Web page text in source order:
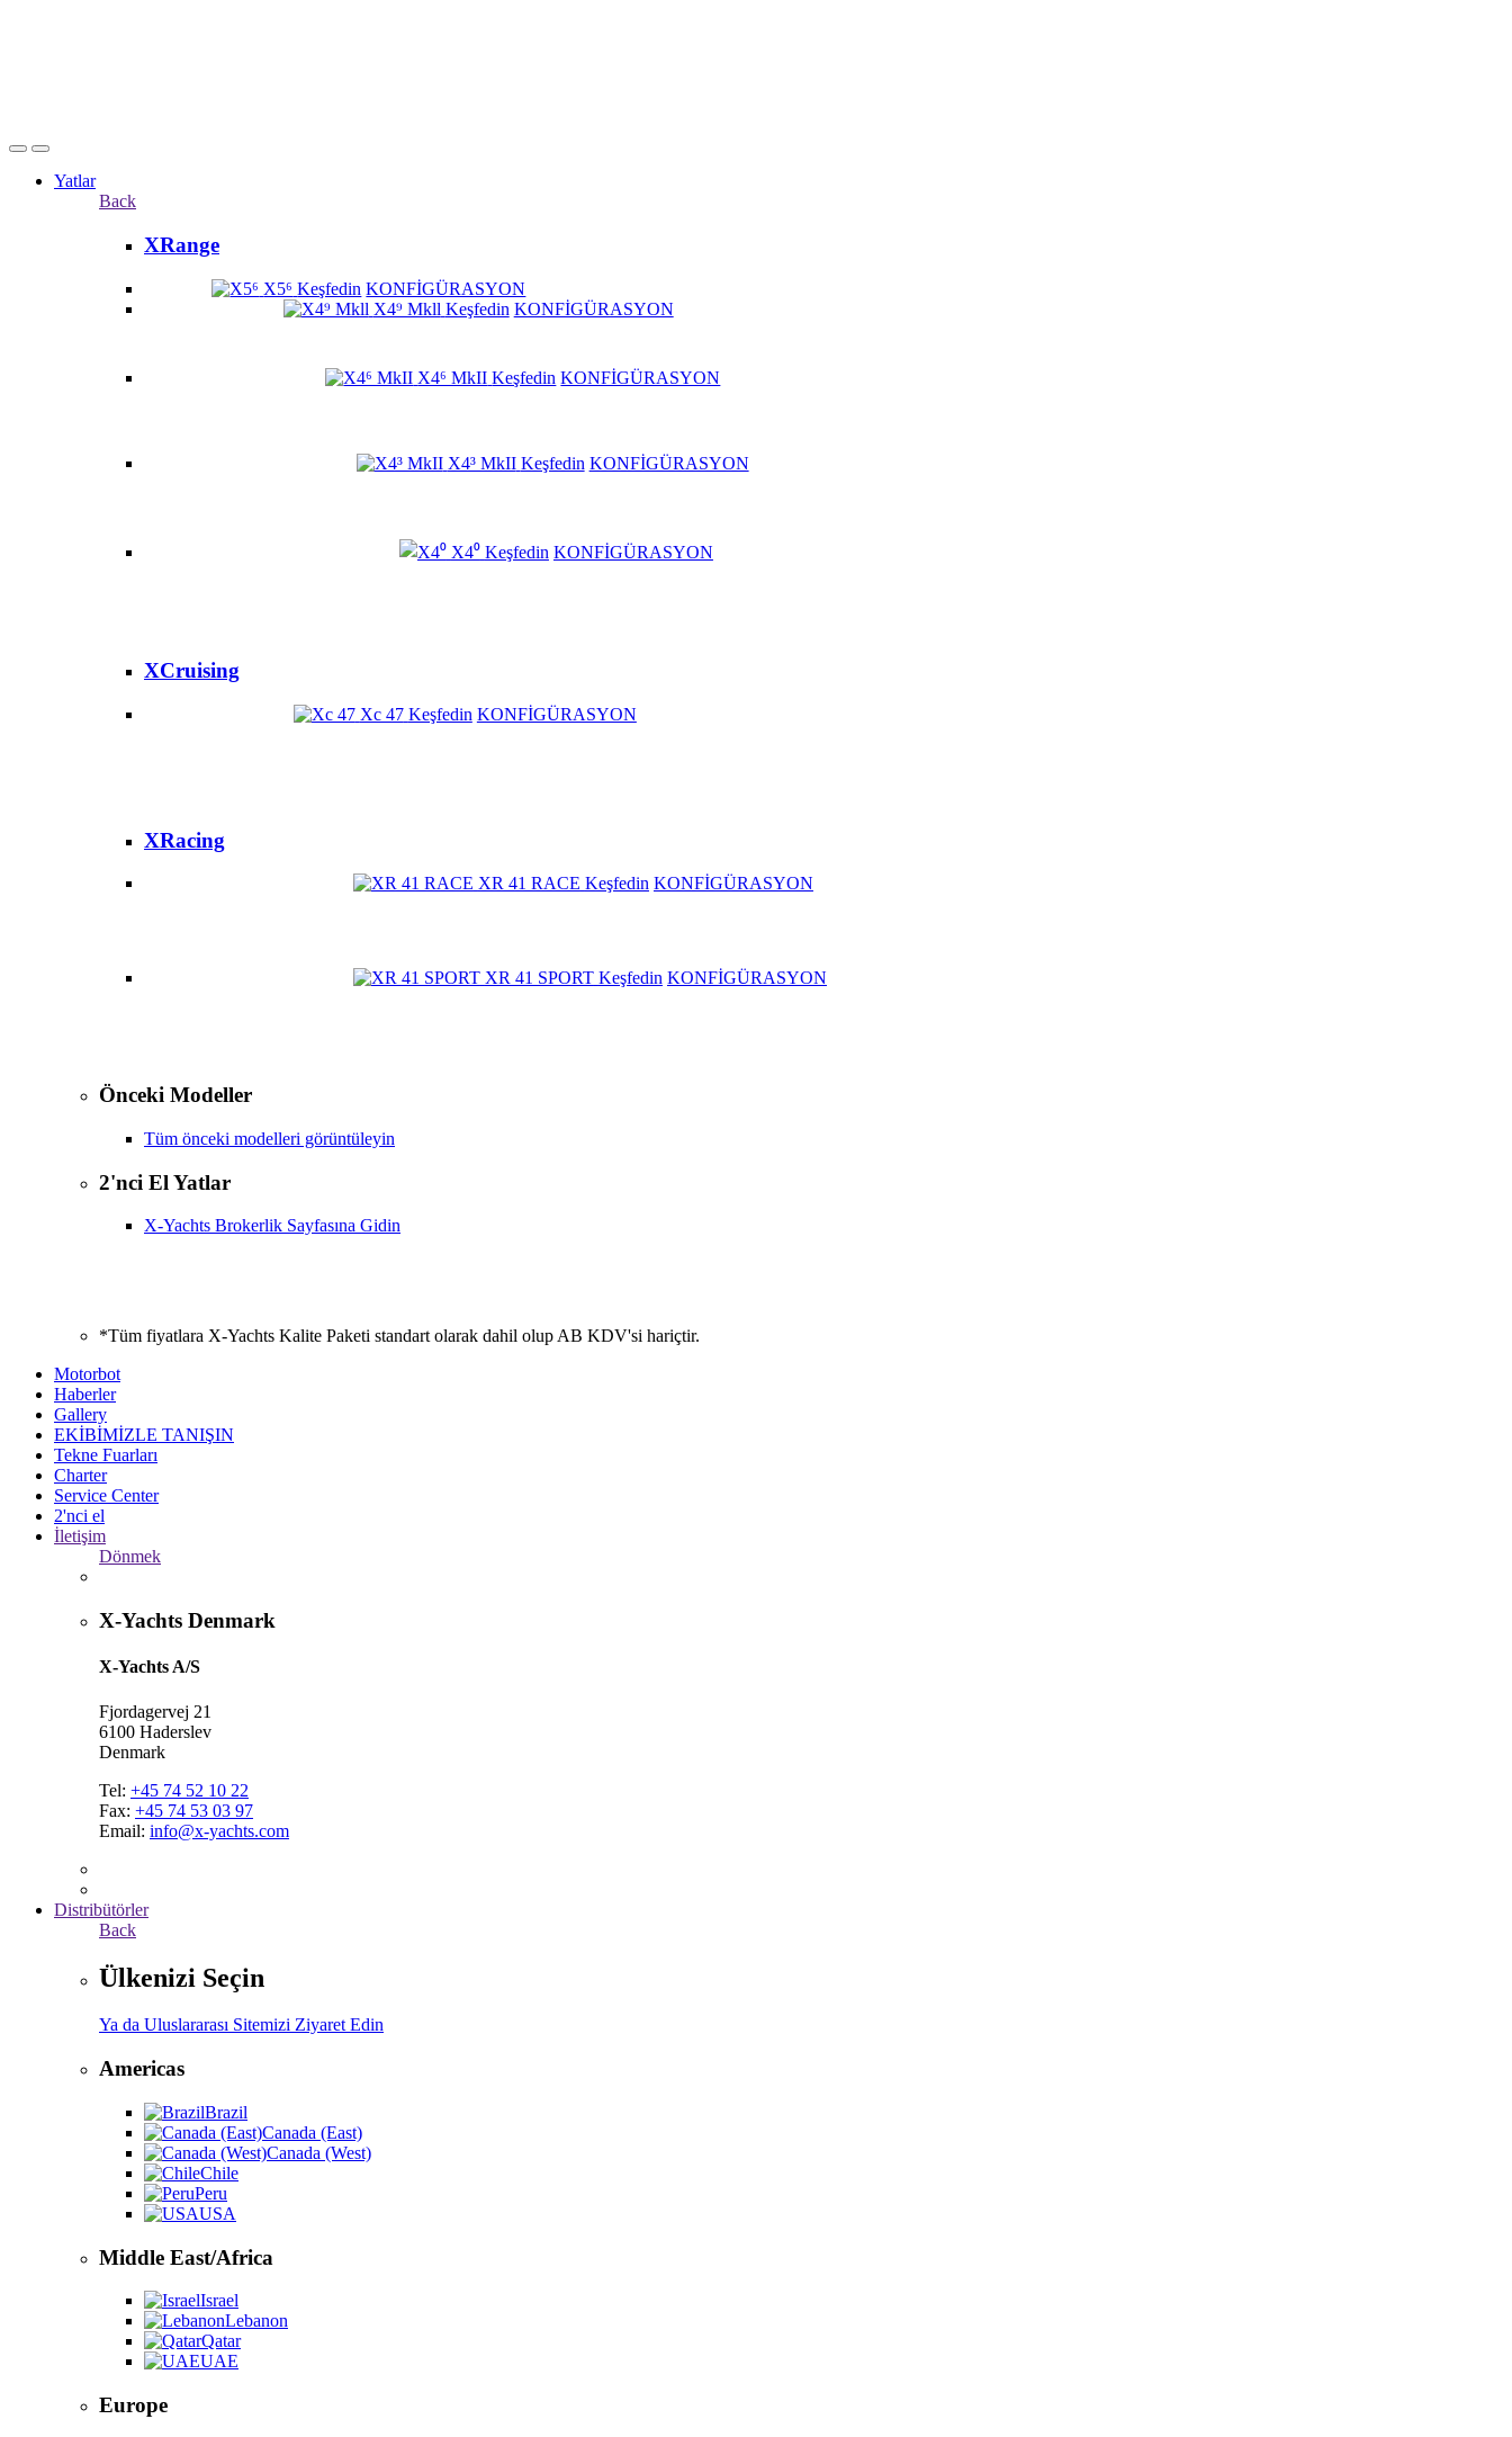
Yatlar
Back
XRange
X5⁶ Keşfedin KONFİGÜRASYON
X4⁹ Mkll Keşfedin KONFİGÜRASYON
X4⁶ MkII Keşfedin KONFİGÜRASYON
X4³ MkII Keşfedin KONFİGÜRASYON
X4⁰ Keşfedin KONFİGÜRASYON
XCruising
Xc 47 Keşfedin KONFİGÜRASYON
XRacing
XR 41 RACE Keşfedin KONFİGÜRASYON
XR 41 SPORT Keşfedin KONFİGÜRASYON
Önceki Modeller
Tüm önceki modelleri görüntüleyin
2'nci El Yatlar
X-Yachts Brokerlik Sayfasına Gidin
*Tüm fiyatlara X-Yachts Kalite Paketi standart olarak dahil olup AB KDV'si hariçtir.
Motorbot
Haberler
Gallery
EKİBİMİZLE TANIŞIN
Tekne Fuarları
Charter
Service Center
2'nci el
İletişim
Dönmek
X-Yachts Denmark
X-Yachts A/S
Fjordagervej 21
6100 Haderslev
Denmark
Tel: +45 74 52 10 22
Fax: +45 74 53 03 97
Email: info@x-yachts.com
Distribütörler
Back
Ülkenizi Seçin
Ya da Uluslararası Sitemizi Ziyaret Edin
Americas
Brazil
Canada (East)
Canada (West)
Chile
Peru
USA
Middle East/Africa
Israel
Lebanon
Qatar
UAE
Europe